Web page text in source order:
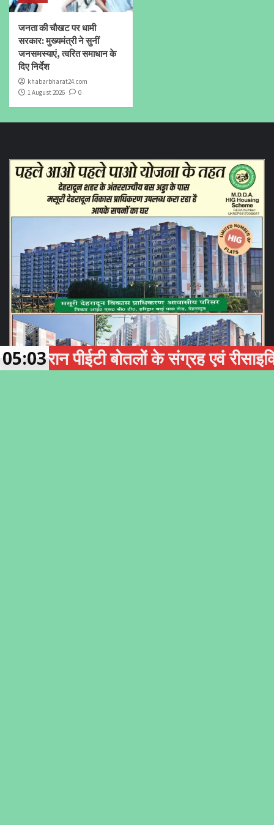
जनता की चौखट पर धामी
सरकार: मुख्यमंत्री ने सुनीं
जनसमस्याएं, त्वरित समाधान के
दिए निर्देश
khabarbharat24.com
1 August 2026
0
बोतलों के संग्रह एवं रीसाइक्लिंग को
05:03